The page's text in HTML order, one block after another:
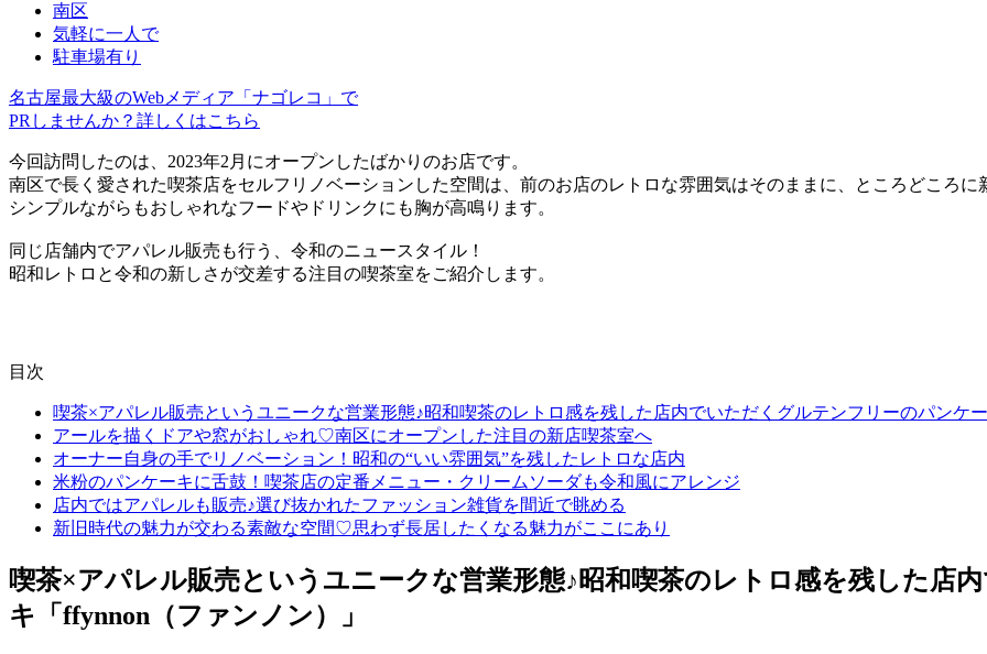
南区
気軽に一人で
駐車場有り
名古屋最大級のWebメディア「ナゴレコ」で
PRしませんか？詳しくはこちら
今回訪問したのは、2023年2月にオープンしたばかりのお店です。
南区で長く愛された喫茶店をセルフリノベーションした空間は、前のお店のレトロな雰囲気はそのままに、ところどころに
シンプルながらもおしゃれなフードやドリンクにも胸が高鳴ります。
同じ店舗内でアパレル販売も行う、令和のニュースタイル！
昭和レトロと令和の新しさが交差する注目の喫茶室をご紹介します。
目次
喫茶×アパレル販売というユニークな営業形態♪昭和喫茶のレトロ感を残した店内でいただくグルテンフリーのパンケ
アールを描くドアや窓がおしゃれ♡南区にオープンした注目の新店喫茶室へ
オーナー自身の手でリノベーション！昭和の“いい雰囲気”を残したレトロな店内
米粉のパンケーキに舌鼓！喫茶店の定番メニュー・クリームソーダも令和風にアレンジ
店内ではアパレルも販売♪選び抜かれたファッション雑貨を間近で眺める
新旧時代の魅力が交わる素敵な空間♡思わず長居したくなる魅力がここにあり
喫茶×アパレル販売というユニークな営業形態♪昭和喫茶のレトロ感を残した店
キ「ffynnon（ファンノン）」